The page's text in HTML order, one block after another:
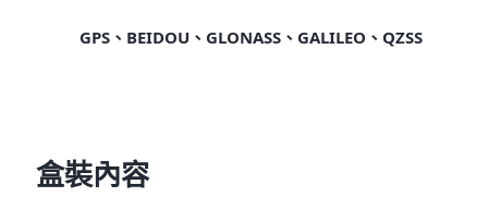
GPS、BEIDOU、GLONASS、GALILEO、QZSS
盒裝內容